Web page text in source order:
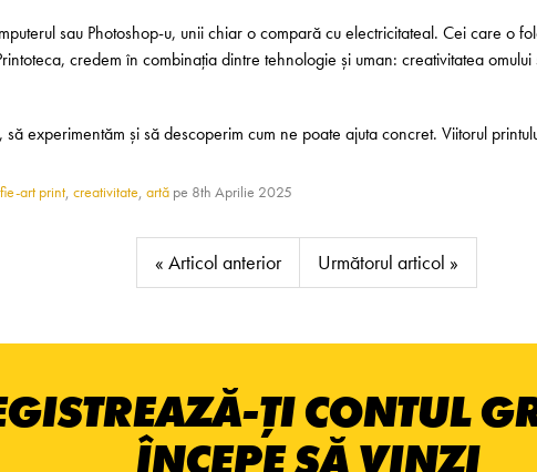
sau Photoshop-u, unii chiar o compară cu electri­cita­teal. Cei care o
credem în combinația dintre tehnologie și uman: creativitatea
experimentăm și să descoperim cum ne poate ajuta concret. Viitorul
fie-art print, creativitate, artă pe 8th Aprilie 2025
« Articol anterior Următorul articol »
ȚI CONTUL
ÎNCEPE SĂ VINZI